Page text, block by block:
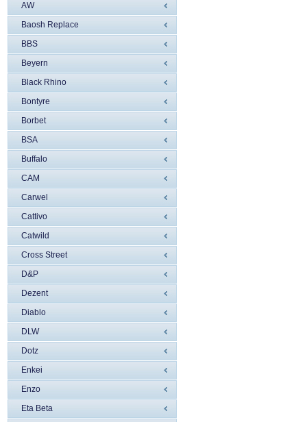
AW
Baosh Replace
BBS
Beyern
Black Rhino
Bontyre
Borbet
BSA
Buffalo
CAM
Carwel
Cattivo
Catwild
Cross Street
D&P
Dezent
Diablo
DLW
Dotz
Enkei
Enzo
Eta Beta